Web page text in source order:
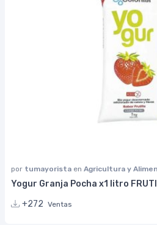
por tumayorista en Agricultura y
Yogur Granja Pocha x1 litro
+272 Ventas